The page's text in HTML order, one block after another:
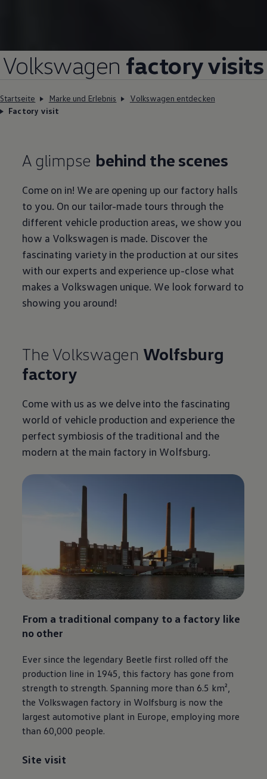
Volkswagen factory visits
Startseite Marke und Erlebnis
Volkswagen entdecken
Factory visit
A glimpse behind the scenes
Come on in! We are opening up our factory halls
to you. On our tailor-made tours through the
different vehicle production areas, we show you
how a Volkswagen is made. Discover the
fascinating variety in the production at our sites
with our experts and experience up-close what
makes a Volkswagen unique. We look forward to
showing you around!
The Volkswagen Wolfsburg
factory
Come with us as we delve into the fascinating
world of vehicle production and experience the
perfect symbiosis of the traditional and the
modern at the main factory in Wolfsburg.
From a traditional company to a factory like
no other
Ever since the legendary Beetle first rolled off the
production line in 1945, this factory has gone from
strength to strength. Spanning more than 6.5 km²,
the Volkswagen factory in Wolfsburg is now the
largest automotive plant in Europe, employing more
than 60,000 people.
Site visit